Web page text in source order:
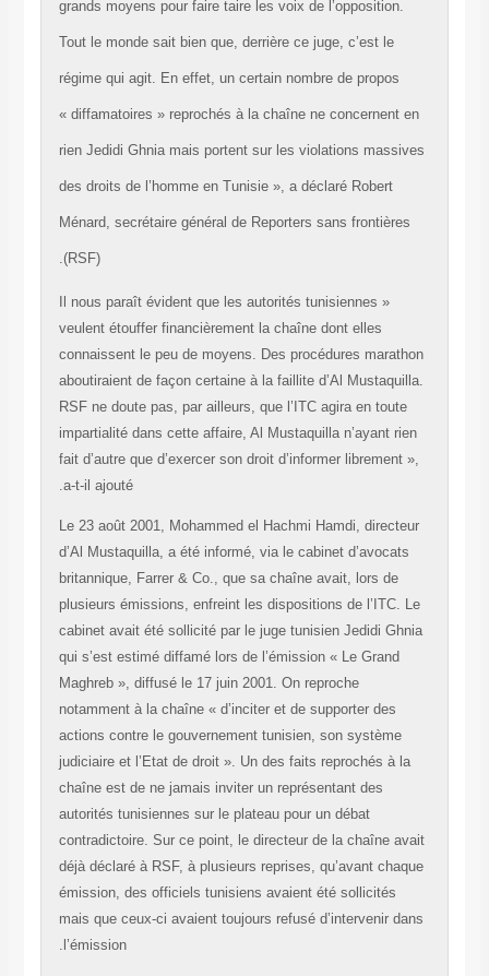
grands moyens pour faire taire les voix de l’opposition.
Tout le monde sait bien que, derrière ce juge, c’est le
régime qui agit. En effet, un certain nombre de propos
« diffamatoires » reprochés à la chaîne ne concernent
rien Jedidi Ghnia mais portent sur les violations
des droits de l’homme en Tunisie », a déclaré Robert
Ménard, secrétaire général de Reporters sans
« Il nous paraît évident que les autorités tunisiennes
veulent étouffer financièrement la chaîne dont elles
connaissent le peu de moyens. Des procédures
aboutiraient de façon certaine à la faillite d’Al
RSF ne doute pas, par ailleurs, que l’ITC agira en toute
impartialité dans cette affaire, Al Mustaquilla n’ayant
fait d’autre que d’exercer son droit d’informer librement
Le 23 août 2001, Mohammed el Hachmi Hamdi,
d’Al Mustaquilla, a été informé, via le cabinet
britannique, Farrer & Co., que sa chaîne avait, lors de
plusieurs émissions, enfreint les dispositions de l’ITC.
cabinet avait été sollicité par le juge tunisien Jedidi
qui s’est estimé diffamé lors de l’émission « Le Grand
Maghreb », diffusé le 17 juin 2001. On reproche
notamment à la chaîne « d’inciter et de supporter des
actions contre le gouvernement tunisien, son système
judiciaire et l’Etat de droit ». Un des faits reprochés à
chaîne est de ne jamais inviter un représentant des
autorités tunisiennes sur le plateau pour un débat
contradictoire. Sur ce point, le directeur de la chaîne
déjà déclaré à RSF, à plusieurs reprises, qu’avant
émission, des officiels tunisiens avaient été sollicités
mais que ceux-ci avaient toujours refusé d’intervenir